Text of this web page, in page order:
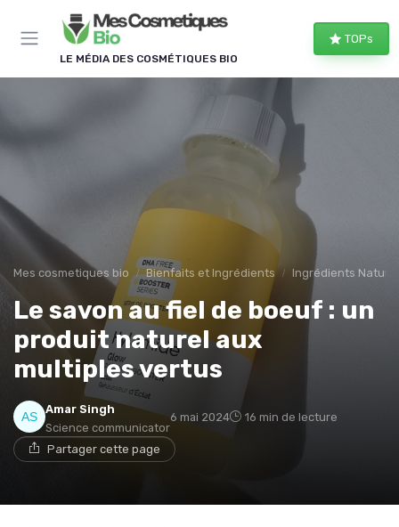
LE MÉDIA DES COSMÉTIQUES BIO
TOPs
Mes cosmetiques bio Bienfaits et Ingrédients Ingrédients
Le savon au fiel de boeuf : un
produit naturel aux
multiples vertus
Amar Singh
Science communicator
6 mai 2024 16 min de lecture
Partager cette page
Panneau de gestion des cookies